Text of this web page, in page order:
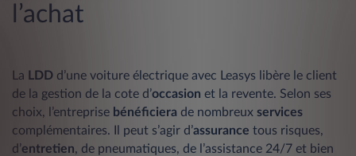
l’achat
La LDD d’une voiture électrique avec Leasys libère le client
de la gestion de la cote d’occasion et la revente. Selon ses
choix, l’entreprise bénéficiera de nombreux services
complémentaires. Il peut s’agir d’assurance tous risques,
d’entretien, de pneumatiques, de l’assistance 24/7 et bien